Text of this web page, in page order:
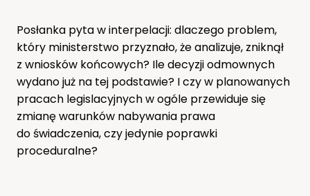
Posłanka pyta w interpelacji: dlaczego problem,
który ministerstwo przyznało, że analizuje, zniknął
z wniosków końcowych? Ile decyzji odmownych
wydano już na tej podstawie? I czy w planowanych
pracach legislacyjnych w ogóle przewiduje się
zmianę warunków nabywania prawa
do świadczenia, czy jedynie poprawki
proceduralne?